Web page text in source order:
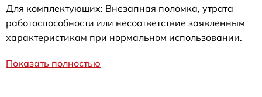
Для комплектующих: Внезапная поломка, утрата
работоспособности или несоответствие заявленным
характеристикам при нормальном использовании.
Показать полностью